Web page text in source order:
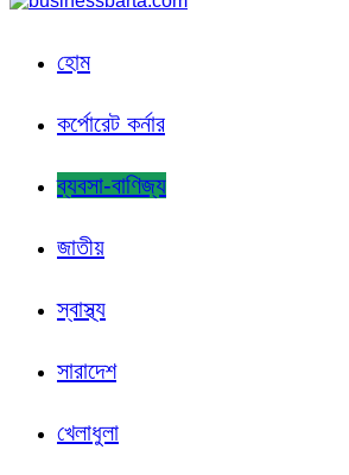
হোম
কর্পোরেট কর্নার
ব্যবসা-বাণিজ্য
জাতীয়
স্বাস্থ্য
সারাদেশ
খেলাধুলা